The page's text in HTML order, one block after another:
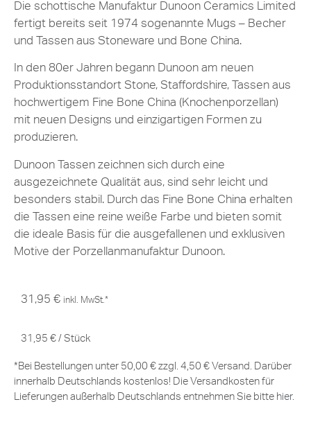
Die schottische Manufaktur Dunoon Ceramics Limited
fertigt bereits seit 1974 sogenannte Mugs – Becher
und Tassen aus Stoneware und Bone China.
In den 80er Jahren begann Dunoon am neuen
Produktionsstandort Stone, Staffordshire, Tassen aus
hochwertigem Fine Bone China (Knochenporzellan)
mit neuen Designs und einzigartigen Formen zu
produzieren.
Dunoon Tassen zeichnen sich durch eine
ausgezeichnete Qualität aus, sind sehr leicht und
besonders stabil. Durch das Fine Bone China erhalten
die Tassen eine reine weiße Farbe und bieten somit
die ideale Basis für die ausgefallenen und exklusiven
Motive der Porzellanmanufaktur Dunoon.
31,95 € inkl. MwSt.*
31,95 € / Stück
*Bei Bestellungen unter 50,00 € zzgl. 4,50 € Versand. Darüber
innerhalb Deutschlands kostenlos! Die Versandkosten für
Lieferungen außerhalb Deutschlands entnehmen Sie bitte hier.